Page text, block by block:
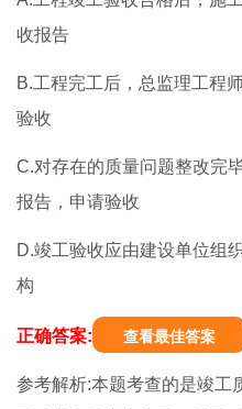
收报告
B.工程完工后，总监理工程
验收
C.对存在的质量问题整改完
报告，申请验收
D.竣工验收应由建设单位组
构
正确答案: 查看最佳答案
参考解析:本题考查的是竣工